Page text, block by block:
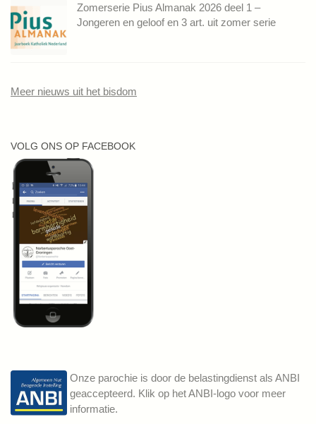
Zomerserie Pius Almanak 2026 deel 1 –
Jongeren en geloof en 3 art. uit zomer serie
Meer nieuws uit het bisdom
VOLG ONS OP FACEBOOK
Onze parochie is door de belastingdienst als ANBI
geaccepteerd. Klik op het ANBI-logo voor meer
informatie.